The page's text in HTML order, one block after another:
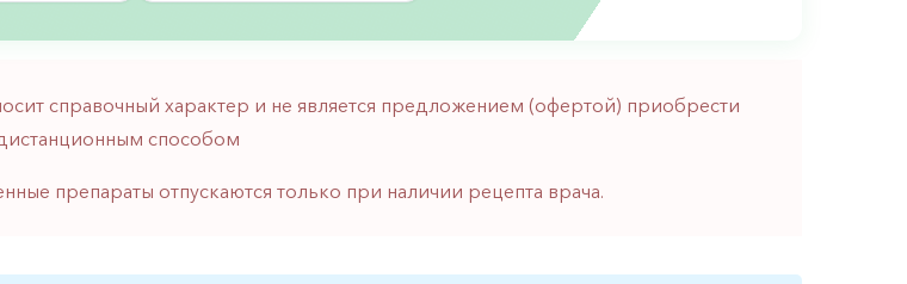
справочный характер и не является предложением (офертой) приобрести
способом
препараты отпускаются только при наличии рецепта врача.